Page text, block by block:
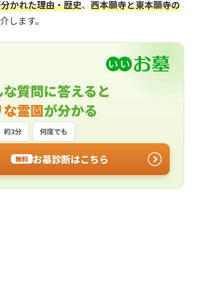
かれた理由・歴史、 西本願寺と東本願寺の
します。
質問に答えると
霊園が分かる
約3分 何度でも
無料 お墓診断はこちら